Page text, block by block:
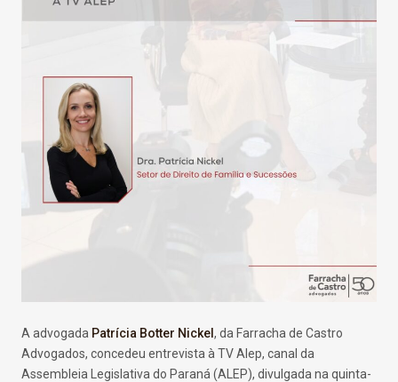
A advogada Patrícia Botter Nickel , da Farracha de Castro
Advogados, concedeu entrevista à TV Alep, canal da
Assembleia Legislativa do Paraná (ALEP), divulgada na quinta-